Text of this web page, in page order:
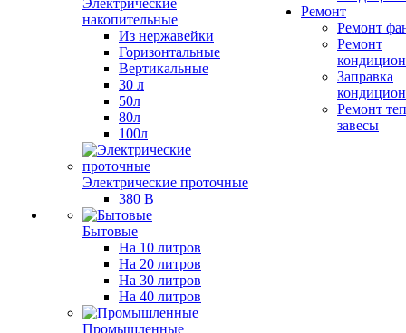
Электрические
накопительные
Из нержавейки
Горизонтальные
Вертикальные
30 л
50л
80л
100л
Электрические проточные
380 В
Бытовые
На 10 литров
На 20 литров
На 30 литров
На 40 литров
Промышленные
Ремонт
Ремонт
Ремонт
Заправка
Ремонт
завесы